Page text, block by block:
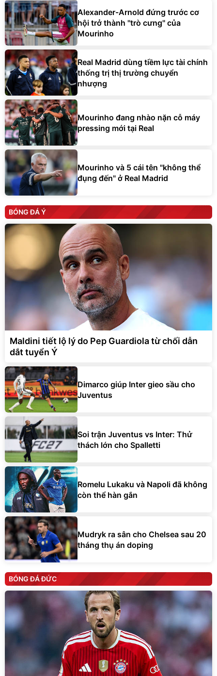
Alexander-Arnold đứng trước cơ
hội trở thành ''trò cưng'' của
Mourinho
Real Madrid dùng tiềm lực tài chính
thống trị thị trường chuyển
nhượng
Mourinho đang nhào nặn cỗ máy
pressing mới tại Real
Mourinho và 5 cái tên "không thể
đụng đến" ở Real Madrid
BÓNG ĐÁ Ý
Maldini tiết lộ lý do Pep Guardiola từ chối dẫn
dắt tuyển Ý
Dimarco giúp Inter gieo sầu cho
Juventus
Soi trận Juventus vs Inter: Thử
thách lớn cho Spalletti
Romelu Lukaku và Napoli đã không
còn thể hàn gắn
Mudryk ra sân cho Chelsea sau 20
tháng thụ án doping
BÓNG ĐÁ ĐỨC